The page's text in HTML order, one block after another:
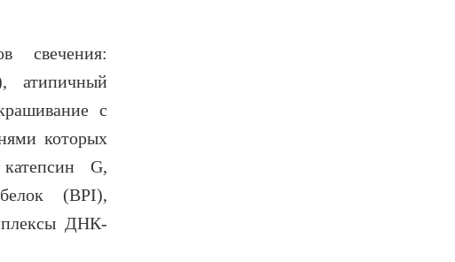
свечения:
атипичный
с
которых
G,
(BPI),
ДНК-